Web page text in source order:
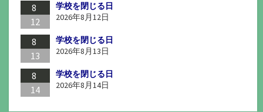
8
12
学校を閉じる日
2026年8月12日
8
13
学校を閉じる日
2026年8月13日
8
14
学校を閉じる日
2026年8月14日